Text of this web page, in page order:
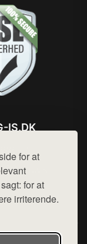
for at
for at
irriterende.
IS.DK
privatlivspolitik